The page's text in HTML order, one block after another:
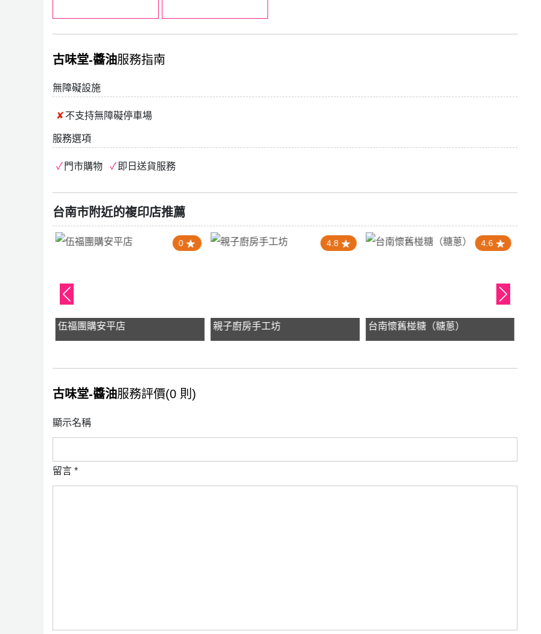
古味堂-醬油服務指南
無障礙設施
不支持無障礙停車場
服務選項
門市購物 即日送貨服務
台南市附近的複印店推薦
0
伍福團購安平店
4.8
親子廚房手工坊
4.6
台南懷舊椪糖（糖蔥）
古味堂-醬油服務評價(0 則)
顯示名稱
留言 *